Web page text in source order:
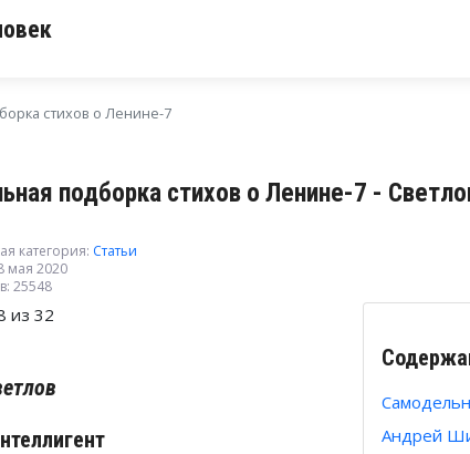
стихов о Ленине-7
подборка стихов о Ленине-7 -
категория: Статьи
мая 2020
25548
Андрей
из 32